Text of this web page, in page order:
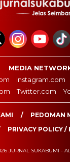
MEDIA
Instagram.com
Twitter.com
PEDOMAN
PRIVACY POLICY /
JURNAL SUKABUMI -